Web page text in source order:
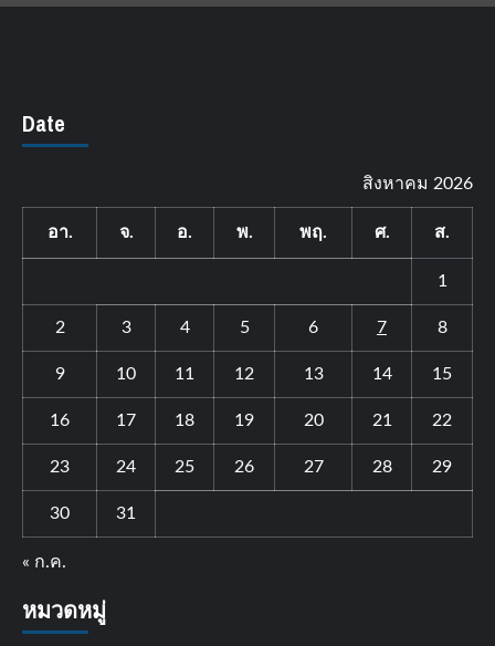
Date
สิงหาคม 2026
อา. จ. อ. พ. พฤ. ศ. ส.
1
2 3 4 5 6 7 8
9 10 11 12 13 14 15
16 17 18 19 20 21 22
23 24 25 26 27 28 29
30 31
« ก.ค.
หมวดหมู่